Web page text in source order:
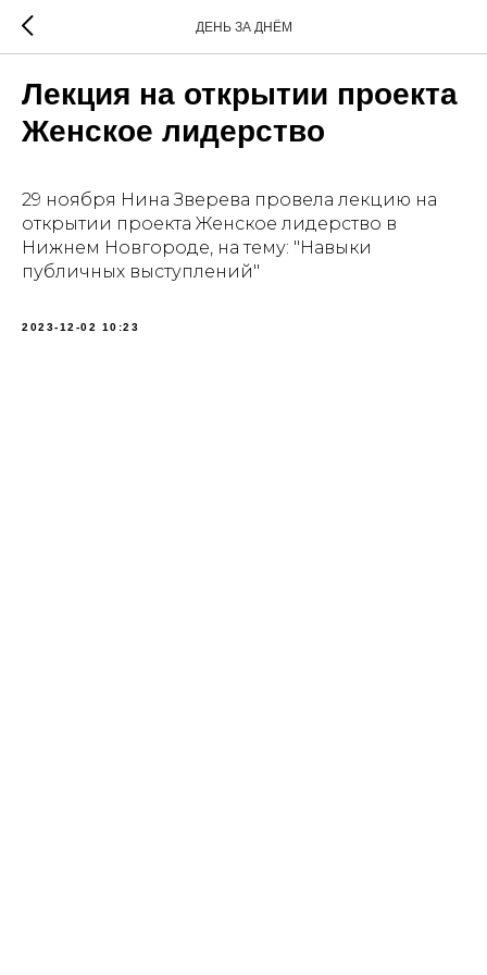
ДЕНЬ ЗА ДНЁМ
Лекция на открытии проекта
Женское лидерство
29 ноября Нина Зверева провела лекцию на
открытии проекта Женское лидерство в
Нижнем Новгороде, на тему: "Навыки
публичных выступлений"
2023-12-02 10:23